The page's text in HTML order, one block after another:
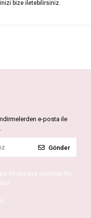
bize iletebilirsiniz.
e-posta ile
Gönder
Enverpaşa caddesi No